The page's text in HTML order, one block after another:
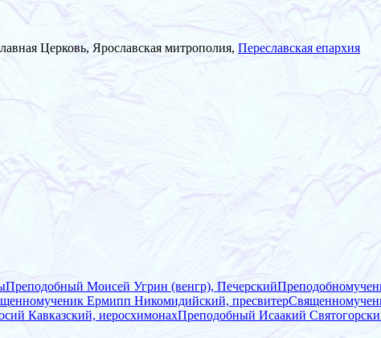
Церковь, Ярославская митрополия, Переславская епархия
Преподобный Моисей Угрин (венгр), Печерский
Ермипп Никомидийский, пресвитер
Кавказский, иеросхимонахПреподобный Исаакий